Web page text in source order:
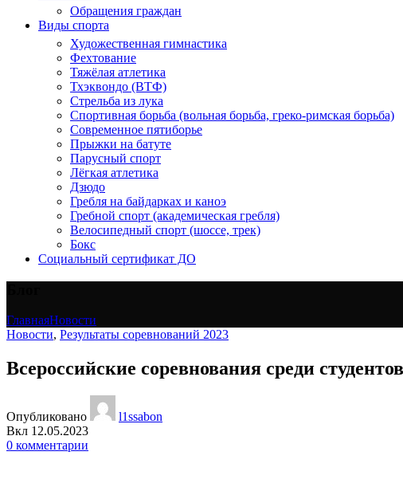
Обращения граждан
Виды спорта
Художественная гимнастика
Фехтование
Тяжёлая атлетика
Тхэквондо (ВТФ)
Стрельба из лука
Спортивная борьба (вольная борьба, греко-римская борьба)
Современное пятиборье
Прыжки на батуте
Парусный спорт
Лёгкая атлетика
Дзюдо
Гребля на байдарках и каноэ
Гребной спорт (академическая гребля)
Велосипедный спорт (шоссе, трек)
Бокс
Социальный сертификат ДО
ГлавнаяНовости
Новости, Результаты соревнований 2023
Всероссийские соревнования среди
Опубликовано
l1ssabon
Вкл 12.05.2023
0 комментарии